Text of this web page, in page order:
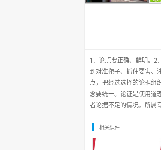
1．论点要正确、鲜明。2
到对准靶子、抓住要害、
点，把经过选择的论据组
念要统一。论证是使用道
者论据不足的情况。所属
相关课件